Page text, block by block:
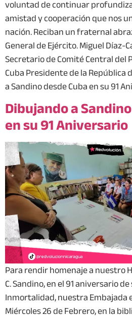
voluntad de continuar
amistad y cooperación que nos
nación. Reciban un fraternal
General de Ejército. Miguel Díaz-
Secretario de Comité Central del
Cuba Presidente de la República
a Sandino desde Cuba en su 91
Dibujando a
en su 91 Aniversario
Para rendir homenaje a nuestro
C. Sandino, en el 91 aniversario
Inmortalidad, nuestra Embajada
Miércoles 26 de Febrero, en la